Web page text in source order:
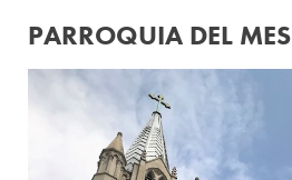
PARROQUIA DEL MES